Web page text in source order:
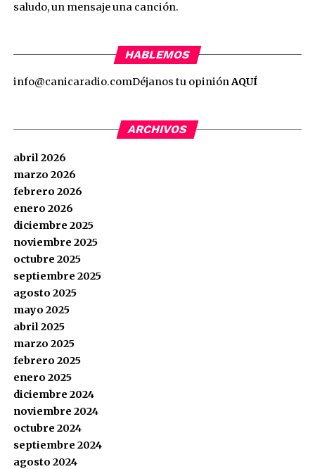
saludo, un mensaje una canción.
HABLEMOS
info@canicaradio.comDéjanos tu opiniónAQUÍ
ARCHIVOS
abril 2026
marzo 2026
febrero 2026
enero 2026
diciembre 2025
noviembre 2025
octubre 2025
septiembre 2025
agosto 2025
mayo 2025
abril 2025
marzo 2025
febrero 2025
enero 2025
diciembre 2024
noviembre 2024
octubre 2024
septiembre 2024
agosto 2024